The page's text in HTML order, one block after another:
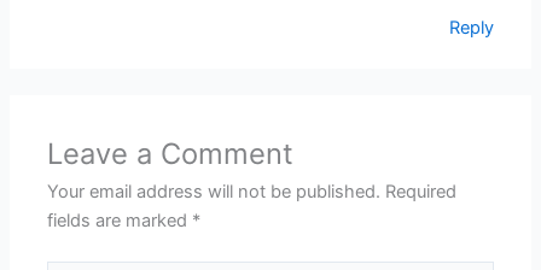
Reply
Leave a Comment
Your email address will not be published. Required
fields are marked *